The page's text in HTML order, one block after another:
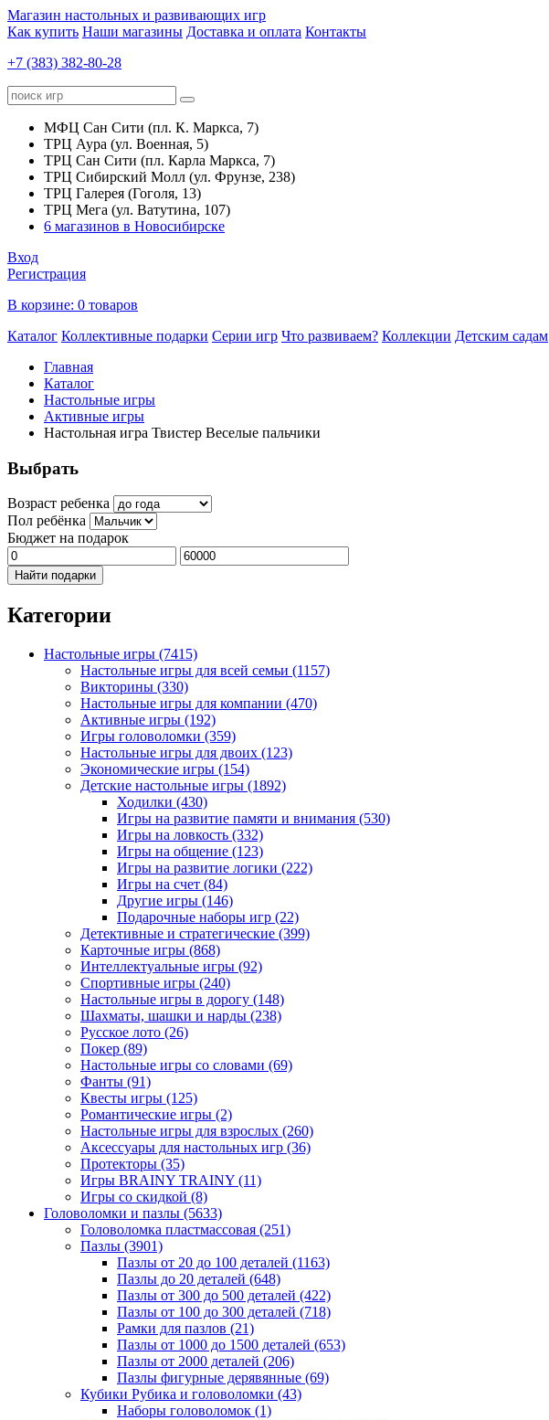
Магазин настольных и развивающих игр
Как купить Наши магазины Доставка и оплата Контакты
+7 (383) 382-80-28
МФЦ Сан Сити (пл. К. Маркса, 7)
ТРЦ Аура (ул. Военная, 5)
ТРЦ Сан Сити (пл. Карла Маркса, 7)
ТРЦ Сибирский Молл (ул. Фрунзе, 238)
ТРЦ Галерея (Гоголя, 13)
ТРЦ Мега (ул. Ватутина, 107)
6 магазинов в Новосибирске
Вход
Регистрация
В корзине: 0 товаров
Каталог Коллективные подарки Серии игр Что развиваем? Коллекции Детским садам
Главная
Каталог
Настольные игры
Активные игры
Настольная игра Твистер Веселые пальчики
Выбрать
Возраст ребенка
Пол ребёнка
Бюджет на подарок
Найти подарки
Категории
Настольные игры (7415)
Настольные игры для всей семьи (1157)
Викторины (330)
Настольные игры для компании (470)
Активные игры (192)
Игры головоломки (359)
Настольные игры для двоих (123)
Экономические игры (154)
Детские настольные игры (1892)
Ходилки (430)
Игры на развитие памяти и внимания (530)
Игры на ловкость (332)
Игры на общение (123)
Игры на развитие логики (222)
Игры на счет (84)
Другие игры (146)
Подарочные наборы игр (22)
Детективные и стратегические (399)
Карточные игры (868)
Интеллектуальные игры (92)
Спортивные игры (240)
Настольные игры в дорогу (148)
Шахматы, шашки и нарды (238)
Русское лото (26)
Покер (89)
Настольные игры со словами (69)
Фанты (91)
Квесты игры (125)
Романтические игры (2)
Настольные игры для взрослых (260)
Аксессуары для настольных игр (36)
Протекторы (35)
Игры BRAINY TRAINY (11)
Игры со скидкой (8)
Головоломки и пазлы (5633)
Головоломка пластмассовая (251)
Пазлы (3901)
Пазлы от 20 до 100 деталей (1163)
Пазлы до 20 деталей (648)
Пазлы от 300 до 500 деталей (422)
Пазлы от 100 до 300 деталей (718)
Рамки для пазлов (21)
Пазлы от 1000 до 1500 деталей (653)
Пазлы от 2000 деталей (206)
Пазлы фигурные дерявянные (69)
Кубики Рубика и головоломки (43)
Наборы головоломок (1)